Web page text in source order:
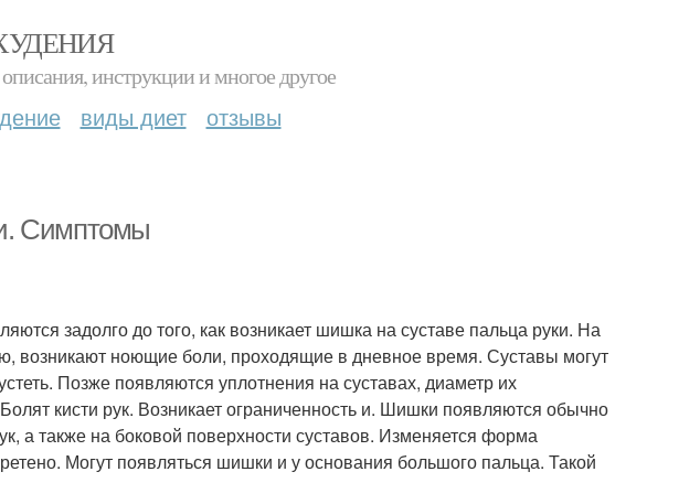
инструкции и многое другое
виды диет отзывы
Симптомы
задолго до того, как возникает шишка на суставе пальца руки. На
возникают ноющие боли, проходящие в дневное время. Суставы могут
Позже появляются уплотнения на суставах, диаметр их
кисти рук. Возникает ограниченность и. Шишки появляются обычно
а также на боковой поверхности суставов. Изменяется форма
Могут появляться шишки и у основания большого пальца. Такой